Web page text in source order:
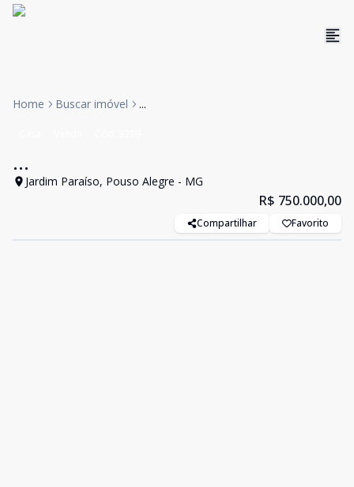
Home Buscar imóvel ...
...
Jardim Paraíso, Pouso Alegre - MG
R$ 750.000,00
Compartilhar Favorito